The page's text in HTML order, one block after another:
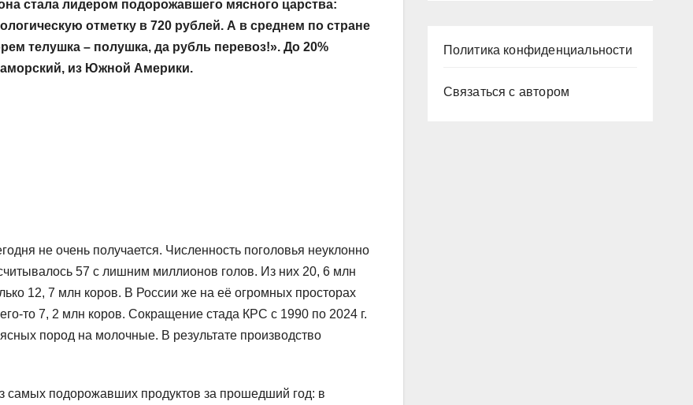
стала лидером подорожавшего мясного царства:
отметку в 720 рублей. А в среднем по стране
телушка – полушка, да рубль перевоз!». До 20%
из Южной Америки.
не очень получается. Численность поголовья неуклонно
57 с лишним миллионов голов. Из них 20, 6 млн
12, 7 млн коров. В России же на её огромных просторах
то 7, 2 млн коров. Сокращение стада КРС с 1990 по 2024 г.
пород на молочные. В результате производство
самых подорожавших продуктов за прошедший год: в
Политика конфиденциальности
Связаться с автором